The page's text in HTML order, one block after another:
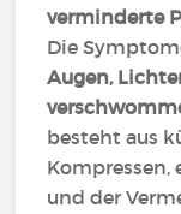
verminderte
Die
Augen,
besteht aus
Kompressen,
und der